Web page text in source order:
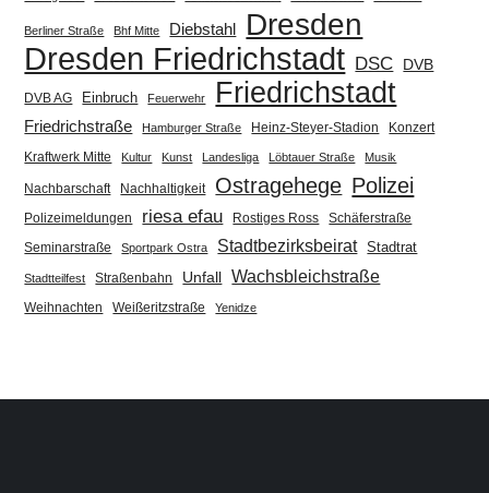
Berliner Straße Bhf Mitte Diebstahl Dresden
Dresden Friedrichstadt DSC DVB
DVB AG Einbruch Feuerwehr Friedrichstadt
Friedrichstraße Hamburger Straße Heinz-Steyer-Stadion
Konzert
Kraftwerk Mitte
Kultur Kunst Landesliga Löbtauer Straße Musik
Nachbarschaft Nachhaltigkeit Ostragehege Polizei
Polizeimeldungen riesa efau Rostiges Ross Schäferstraße
Seminarstraße Sportpark Ostra Stadtbezirksbeirat Stadtrat
Stadtteilfest Straßenbahn Unfall Wachsbleichstraße
Weihnachten Weißeritzstraße Yenidze